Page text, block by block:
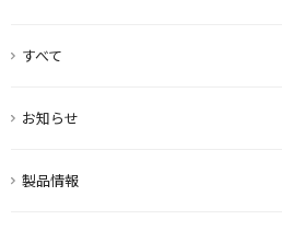
すべて
お知らせ
製品情報